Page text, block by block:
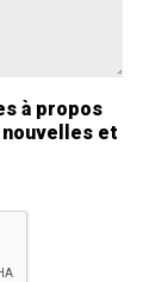
à propos
et